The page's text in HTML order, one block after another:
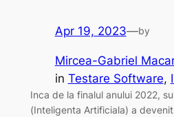
Apr 19, 2023—by
Mircea-Gabriel
in Testare Software,
Inca de la finalul anului 2022,
(Inteligenta Artificiala) a